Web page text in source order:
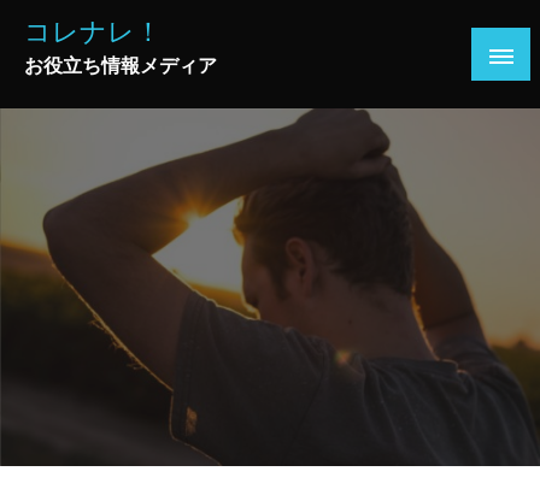
ン
ッ
コレナレ！
お役立ち情報メディア